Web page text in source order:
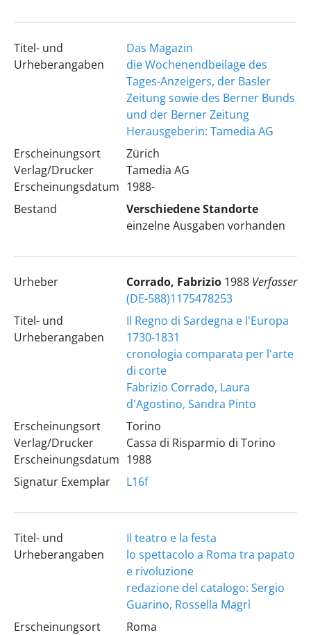
Titel- und
Urheberangaben
Das Magazin
die Wochenendbeilage des
Tages-Anzeigers, der Basler
Zeitung sowie des Berner Bunds
und der Berner Zeitung
Herausgeberin: Tamedia AG
Erscheinungsort
Verlag/Drucker
Erscheinungsdatum
Zürich
Tamedia AG
1988-
Bestand
Verschiedene Standorte
einzelne Ausgaben vorhanden
Urheber Corrado, Fabrizio 1988 Verfasser
(DE-588)1175478253
Titel- und
Urheberangaben
Il Regno di Sardegna e l'Europa
1730-1831
cronologia comparata per l'arte
di corte
Fabrizio Corrado, Laura
d'Agostino, Sandra Pinto
Erscheinungsort
Verlag/Drucker
Erscheinungsdatum
Torino
Cassa di Risparmio di Torino
1988
Signatur Exemplar
L16f
Titel- und
Urheberangaben
Il teatro e la festa
lo spettacolo a Roma tra papato
e rivoluzione
redazione del catalogo: Sergio
Guarino, Rossella Magrì
Erscheinungsort
Roma